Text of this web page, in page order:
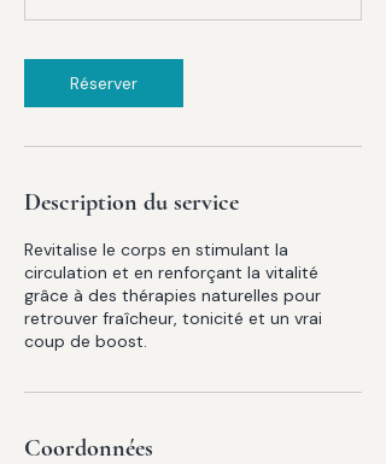
Réserver
Description du service
Revitalise le corps en stimulant la
circulation et en renforçant la vitalité
grâce à des thérapies naturelles pour
retrouver fraîcheur, tonicité et un vrai
coup de boost.
Coordonnées